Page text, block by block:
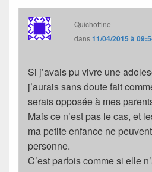
Quichottine
dans11/04/2015 à
Si j’avais pu vivre une
j’aurais sans doute fait
serais opposée à mes
Mais ce n’est pas le cas, et
ma petite enfance ne
personne.
C’est parfois comme si elle